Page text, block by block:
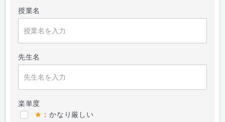
授業名
先生名
楽単度
★ ：かなり厳しい